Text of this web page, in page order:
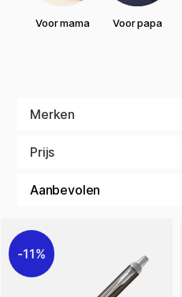
Voor mama Voor papa
Merken
Prijs
11%